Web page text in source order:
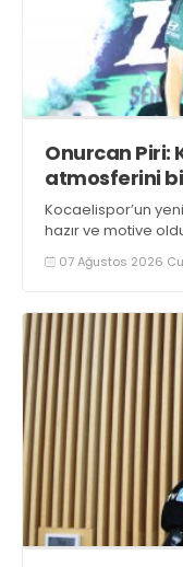
Onurcan Piri:
atmosferini
Kocaelispor’un
hazır ve motive
07 Ağustos 2026